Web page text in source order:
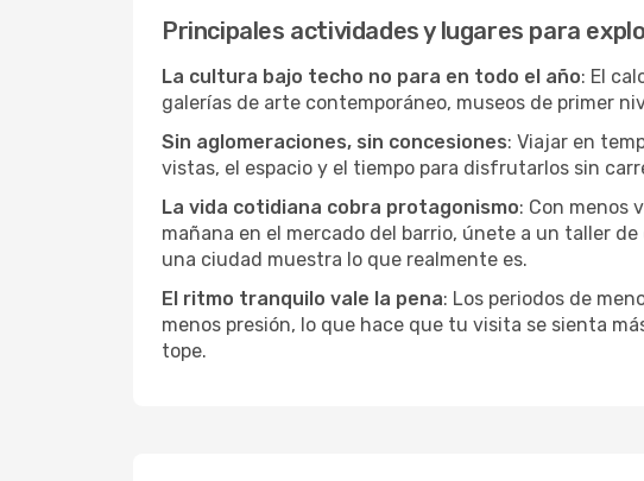
Principales actividades y lugares para
La cultura bajo techo no para en todo el año: El
galerías de arte contemporáneo, museos de primer
Sin aglomeraciones, sin concesiones: Viajar en
vistas, el espacio y el tiempo para disfrutarlos sin
La vida cotidiana cobra protagonismo: Con menos
mañana en el mercado del barrio, únete a un taller
una ciudad muestra lo que realmente es.
El ritmo tranquilo vale la pena: Los periodos de
menos presión, lo que hace que tu visita se sienta
tope.